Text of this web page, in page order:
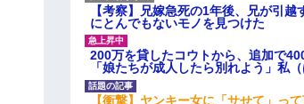
【考察】兄嫁急死の1年後、兄が引
にとんでもないモノを見つけた
200万を貸したコウトから、追加で
「娘たちが成人したら別れよう」私（
【衝撃】ヤンキー女に「サせて」っ